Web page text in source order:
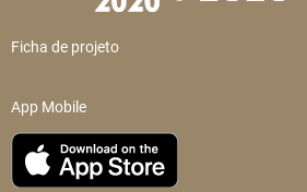
Ficha de projeto
App Mobile